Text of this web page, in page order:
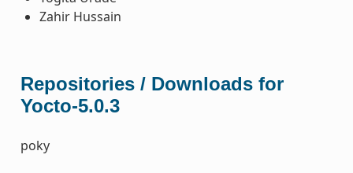
Zahir Hussain
Repositories / Downloads for
Yocto-5.0.3
poky